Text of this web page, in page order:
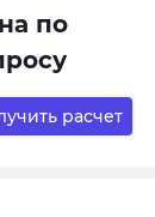
по
расчет